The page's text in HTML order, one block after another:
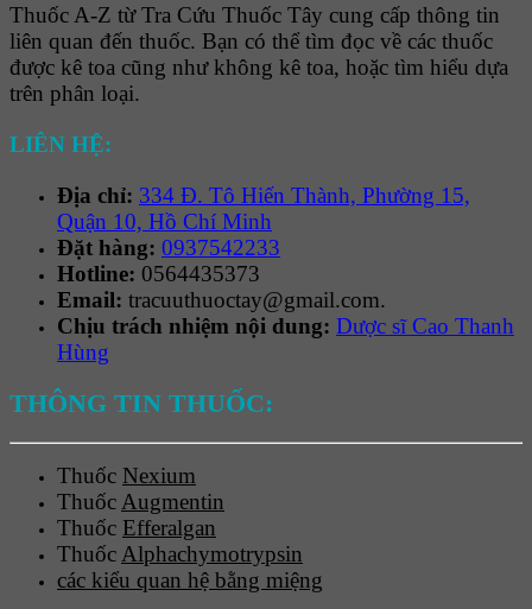
Thuốc A-Z từ Tra Cứu Thuốc Tây cung cấp thông tin
liên quan đến thuốc. Bạn có thể tìm đọc về các thuốc
được kê toa cũng như không kê toa, hoặc tìm hiểu dựa
trên phân loại.
LIÊN HỆ:
Địa chỉ: 334 Đ. Tô Hiến Thành, Phường 15,
Quận 10, Hồ Chí Minh
Đặt hàng: 0937542233
Hotline: 0564435373
Email: tracuuthuoctay@gmail.com.
Chịu trách nhiệm nội dung: Dược sĩ Cao Thanh
Hùng
THÔNG TIN THUỐC:
Thuốc Nexium
Thuốc Augmentin
Thuốc Efferalgan
Thuốc Alphachymotrypsin
các kiểu quan hệ bằng miệng